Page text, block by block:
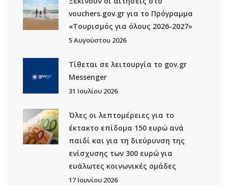
vouchers.gov.gr για το Πρόγραμμα
«Τουρισμός για όλους 2026-2027»
5 Αυγούστου 2026
Τίθεται σε λειτουργία το gov.gr
Μessenger
31 Ιουλίου 2026
Όλες οι λεπτομέρειες για το
έκτακτο επίδομα 150 ευρώ ανά
παιδί και για τη διεύρυνση της
ενίσχυσης των 300 ευρώ για
ευάλωτες κοινωνικές ομάδες
17 Ιουνίου 2026